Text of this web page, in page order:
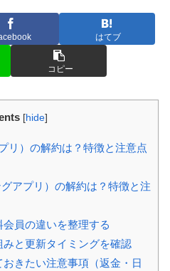
はてブ
コピー
[hide]
リ）の解約は？特徴と注意点
アプリ）の解約は？特徴と注
員の違いを整理する
と更新タイミングを確認
きたい注意事項（返金・日